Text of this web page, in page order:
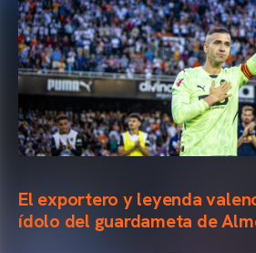
El exportero y leyenda
ídolo del guardameta de